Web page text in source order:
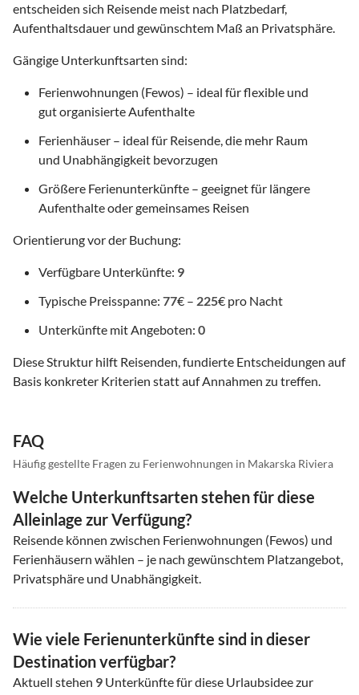
entscheiden sich Reisende meist nach Platzbedarf,
Aufenthaltsdauer und gewünschtem Maß an Privatsphäre.
Gängige Unterkunftsarten sind:
Ferienwohnungen (Fewos) – ideal für flexible und
gut organisierte Aufenthalte
Ferienhäuser – ideal für Reisende, die mehr Raum
und Unabhängigkeit bevorzugen
Größere Ferienunterkünfte – geeignet für längere
Aufenthalte oder gemeinsames Reisen
Orientierung vor der Buchung:
Verfügbare Unterkünfte: 9
Typische Preisspanne: 77€ – 225€ pro Nacht
Unterkünfte mit Angeboten: 0
Diese Struktur hilft Reisenden, fundierte Entscheidungen auf
Basis konkreter Kriterien statt auf Annahmen zu treffen.
FAQ
Häufig gestellte Fragen zu Ferienwohnungen in Makarska Riviera
Welche Unterkunftsarten stehen für diese
Alleinlage zur Verfügung?
Reisende können zwischen Ferienwohnungen (Fewos) und
Ferienhäusern wählen – je nach gewünschtem Platzangebot,
Privatsphäre und Unabhängigkeit.
Wie viele Ferienunterkünfte sind in dieser
Destination verfügbar?
Aktuell stehen 9 Unterkünfte für diese Urlaubsidee zur